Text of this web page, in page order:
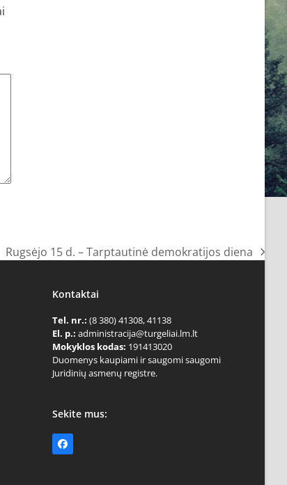
next
Rugsėjo 15 d. – Tarptautinė demokratijos diena
Kontaktai
Tel. nr.: (8 380) 41308, 41138
El. p.: administracija@turgeliai.lm.lt
Mokyklos kodas: 191413020
Duomenys kaupiami ir saugomi saugomi
Juridinių asmenų registre.
Sekite mus:
Facebook